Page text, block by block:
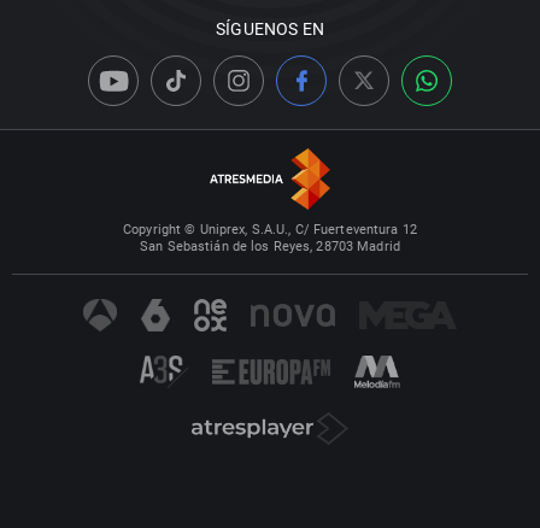
SÍGUENOS EN
Copyright © Uniprex, S.A.U., C/ Fuerteventura 12
San Sebastián de los Reyes, 28703 Madrid